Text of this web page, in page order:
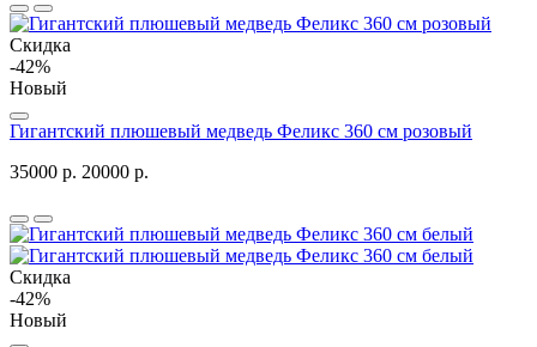
Скидка
-42%
Новый
Гигантский плюшевый медведь Феликс 360 см розовый
35000 р. 20000 р.
Скидка
-42%
Новый